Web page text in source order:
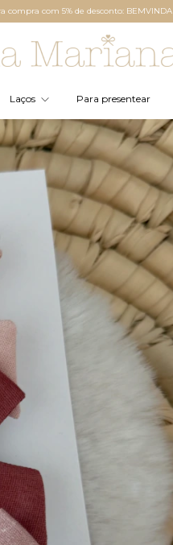
compra com 5% de desconto: BEMVINDA
Laços Para presentear